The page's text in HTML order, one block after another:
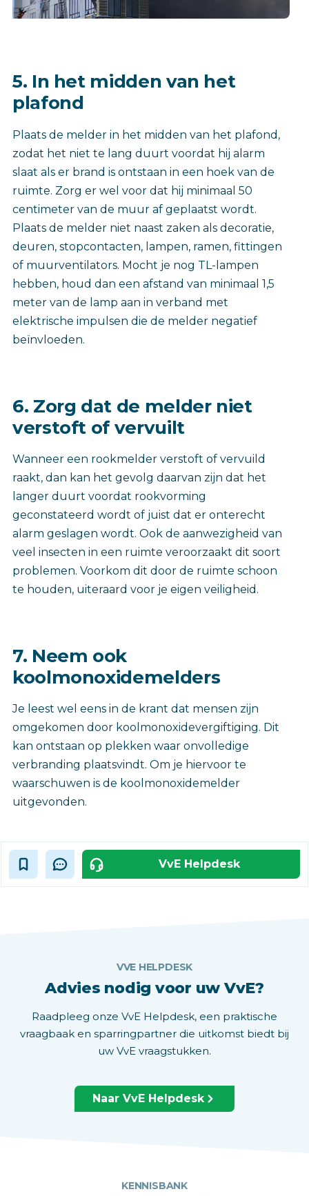
5. In het midden van het
plafond
Plaats de melder in het midden van het plafond,
zodat het niet te lang duurt voordat hij alarm
slaat als er brand is ontstaan in een hoek van de
ruimte. Zorg er wel voor dat hij minimaal 50
centimeter van de muur af geplaatst wordt.
Plaats de melder niet naast zaken als decoratie,
deuren, stopcontacten, lampen, ramen, fittingen
of muurventilators. Mocht je nog TL-lampen
hebben, houd dan een afstand van minimaal 1,5
meter van de lamp aan in verband met
elektrische impulsen die de melder negatief
beïnvloeden.
6. Zorg dat de melder niet
verstoft of vervuilt
Wanneer een rookmelder verstoft of vervuild
raakt, dan kan het gevolg daarvan zijn dat het
langer duurt voordat rookvorming
geconstateerd wordt of juist dat er onterecht
alarm geslagen wordt. Ook de aanwezigheid van
veel insecten in een ruimte veroorzaakt dit soort
problemen. Voorkom dit door de ruimte schoon
te houden, uiteraard voor je eigen veiligheid.
7. Neem ook
koolmonoxidemelders
Je leest wel eens in de krant dat mensen zijn
omgekomen door koolmonoxidevergiftiging. Dit
kan ontstaan op plekken waar onvolledige
verbranding plaatsvindt. Om je hiervoor te
waarschuwen is de koolmonoxidemelder
uitgevonden.
VvE Helpdesk
VVE HELPDESK
Advies nodig voor uw VvE?
Raadpleeg onze VvE Helpdesk, een praktische
vraagbaak en sparringpartner die uitkomst biedt bij
uw VvE vraagstukken.
Naar VvE Helpdesk
KENNISBANK